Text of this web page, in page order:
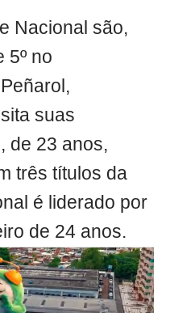
Nacional são,
5º no
suas
de 23 anos,
três títulos da
é liderado por
de 24 anos.